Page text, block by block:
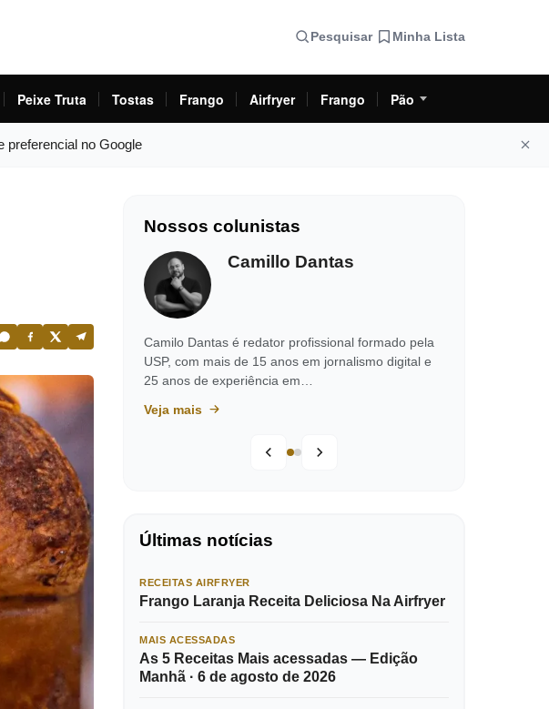
Pesquisar Minha Lista
Peixe Truta Tostas Frango Airfryer Frango Pão
preferencial no Google
Nossos colunistas
Camillo Dantas
Camilo Dantas é redator profissional formado pela
USP, com mais de 15 anos em jornalismo digital e
25 anos de experiência em…
Veja mais
Últimas notícias
RECEITAS AIRFRYER
Frango Laranja Receita Deliciosa Na Airfryer
MAIS ACESSADAS
As 5 Receitas Mais acessadas — Edição
Manhã · 6 de agosto de 2026